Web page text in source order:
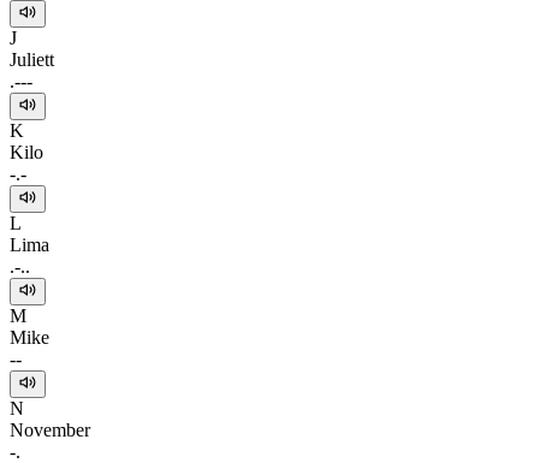
J
Juliett
.---
K
Kilo
-.-
L
Lima
.-..
M
Mike
--
N
November
-.